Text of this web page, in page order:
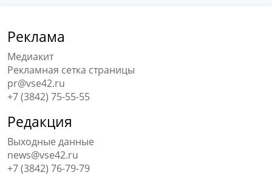
Реклама
Медиакит
Рекламная сетка страницы
pr@vse42.ru
+7 (3842) 75-55-55
Редакция
Выходные данные
news@vse42.ru
+7 (3842) 76-79-79